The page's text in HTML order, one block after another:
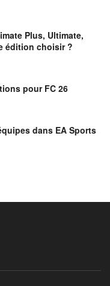
Plus, Ultimate,
édition choisir ?
pour FC 26
dans EA Sports